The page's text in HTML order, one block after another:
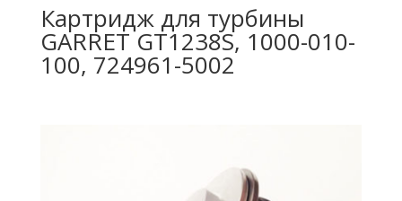
Картридж для турбины
GARRET GT1238S, 1000-010-
100, 724961-5002